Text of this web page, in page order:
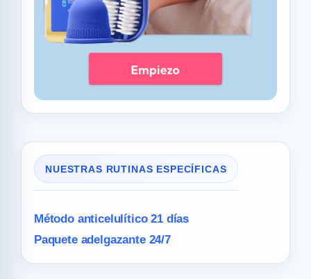
NUESTRAS RUTINAS ESPECÍFICAS
Método anticelulítico 21 días
Paquete adelgazante 24/7